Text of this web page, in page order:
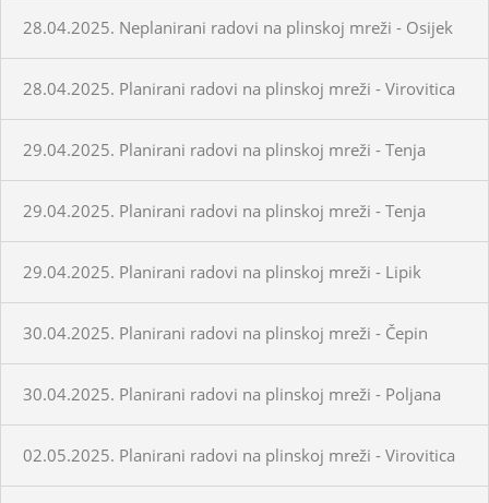
28.04.2025. Neplanirani radovi na plinskoj mreži - Osijek
28.04.2025. Planirani radovi na plinskoj mreži - Virovitica
29.04.2025. Planirani radovi na plinskoj mreži - Tenja
29.04.2025. Planirani radovi na plinskoj mreži - Tenja
29.04.2025. Planirani radovi na plinskoj mreži - Lipik
30.04.2025. Planirani radovi na plinskoj mreži - Čepin
30.04.2025. Planirani radovi na plinskoj mreži - Poljana
02.05.2025. Planirani radovi na plinskoj mreži - Virovitica